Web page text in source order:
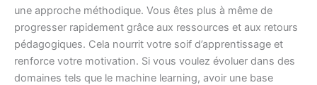
une approche méthodique. Vous êtes plus à même de
progresser rapidement grâce aux ressources et aux retours
pédagogiques. Cela nourrit votre soif d’apprentissage et
renforce votre motivation. Si vous voulez évoluer dans des
domaines tels que le machine learning, avoir une base